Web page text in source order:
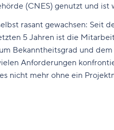
(CNES) genutzt und
rasant gewachsen:
5 Jahren ist die
Bekanntheitsgrad und
Anforderungen
nicht mehr ohne ein